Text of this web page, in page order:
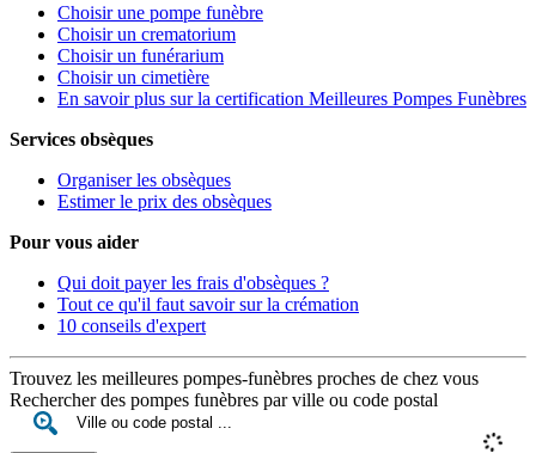
Choisir une pompe funèbre
Choisir un crematorium
Choisir un funérarium
Choisir un cimetière
En savoir plus sur la certification Meilleures Pompes Funèbres
Services obsèques
Organiser les obsèques
Estimer le prix des obsèques
Pour vous aider
Qui doit payer les frais d'obsèques ?
Tout ce qu'il faut savoir sur la crémation
10 conseils d'expert
Trouvez les meilleures pompes-funèbres proches de chez vous
Rechercher des pompes funèbres par ville ou code postal